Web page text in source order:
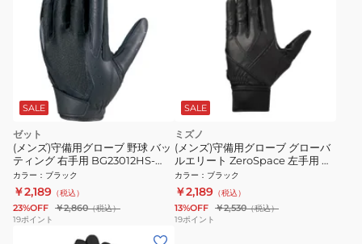
SALE
ゼット
(メンズ)守備用グローブ 野球 バッ
ティング 右手用 BG23012HS-
1900RH
カラー ： ブラック
￥2,189 （税込）
23%OFF ￥2,860（税込）
19ポイント
SALE
ミズノ
(メンズ)守備用グローブ グローバ
ルエリート ZeroSpace 左手用 高
校野球ルール対応モデル
1EJED240 90
カラー ： ブラック
￥2,189 （税込）
13%OFF ￥2,530（税込）
19ポイント